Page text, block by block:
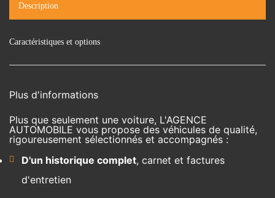
Description
Caractéristiques et options
Plus d'informations
Plus que seulement une voiture, L'AGENCE
AUTOMOBILE vous propose des véhicules de qualité,
rigoureusement sélectionnés et accompagnés :
D'un historique complet, carnet et factures
d'entretien